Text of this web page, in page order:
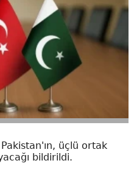
üçlü ortak
bildirildi.